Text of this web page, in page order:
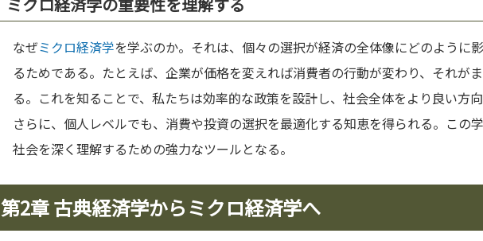
なぜミクロ経済学を学ぶのか。それは、個々の選択が経済の全体像にどのように
るためである。たとえば、企業が価格を変えれば消費者の行動が変わり、それが
る。これを知ることで、私たちは効率的な政策を設計し、社会全体をより良い方
さらに、個人レベルでも、消費や投資の選択を最適化する知恵を得られる。この
社会を深く理解するための強力なツールとなる。
第2章 古典経済学からミクロ経済学へ